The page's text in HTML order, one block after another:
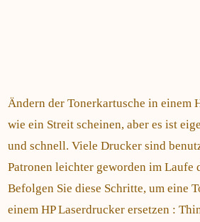
Ändern der Tonerkartusche in einem
wie ein Streit scheinen, aber es ist
und schnell. Viele Drucker sind
Patronen leichter geworden im Laufe
Befolgen Sie diese Schritte, um eine
einem HP Laserdrucker ersetzen :